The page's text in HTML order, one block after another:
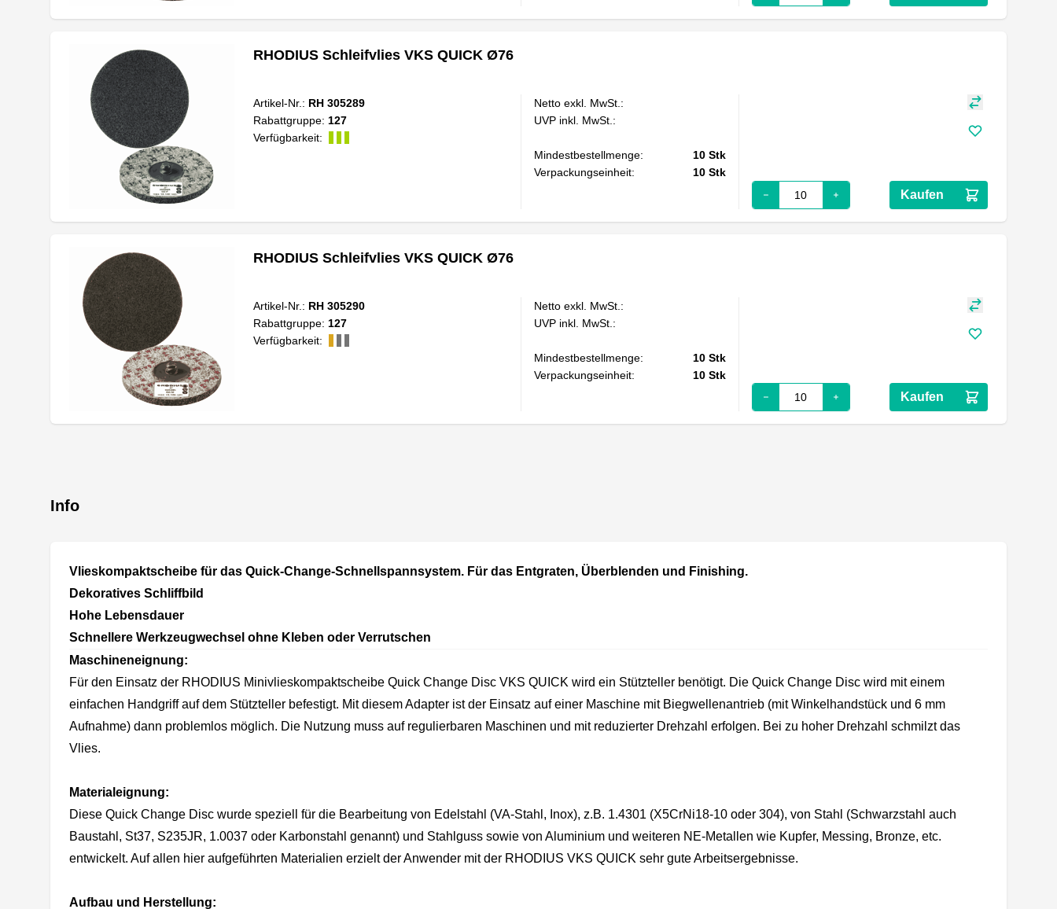
RHODIUS Schleifvlies VKS QUICK Ø76
Artikel-Nr.: RH 305289
Rabattgruppe: 127
Verfügbarkeit:
Netto exkl. MwSt.:
UVP inkl. MwSt.:
Mindestbestellmenge: 10 Stk
Verpackungseinheit:
10 Stk
Kaufen
RHODIUS Schleifvlies VKS QUICK Ø76
Artikel-Nr.: RH 305290
Rabattgruppe: 127
Verfügbarkeit:
Netto exkl. MwSt.:
UVP inkl. MwSt.:
Mindestbestellmenge: 10 Stk
Verpackungseinheit:
10 Stk
Kaufen
Info
Vlieskompaktscheibe für das Quick-Change-Schnellspannsystem. Für das Entgraten, Überblenden und Finishing.
Dekoratives Schliffbild
Hohe Lebensdauer
Schnellere Werkzeugwechsel ohne Kleben oder Verrutschen
Maschineneignung:
Für den Einsatz der RHODIUS Minivlieskompaktscheibe Quick Change Disc VKS QUICK wird ein Stützteller benötigt. Die Quick Change Disc wird mit einem
einfachen Handgriff auf dem Stützteller befestigt. Mit diesem Adapter ist der Einsatz auf einer Maschine mit Biegwellenantrieb (mit Winkelhandstück und 6 mm
Aufnahme) dann problemlos möglich. Die Nutzung muss auf regulierbaren Maschinen und mit reduzierter Drehzahl erfolgen. Bei zu hoher Drehzahl schmilzt das
Vlies.
Materialeignung:
Diese Quick Change Disc wurde speziell für die Bearbeitung von Edelstahl (VA-Stahl, Inox), z.B. 1.4301 (X5CrNi18-10 oder 304), von Stahl (Schwarzstahl auch
Baustahl, St37, S235JR, 1.0037 oder Karbonstahl genannt) und Stahlguss sowie von Aluminium und weiteren NE-Metallen wie Kupfer, Messing, Bronze, etc.
entwickelt. Auf allen hier aufgeführten Materialien erzielt der Anwender mit der RHODIUS VKS QUICK sehr gute Arbeitsergebnisse.
Aufbau und Herstellung: